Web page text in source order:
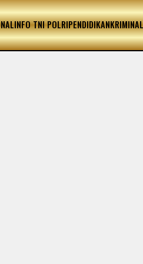
INFO TNI POLRIPENDIDIKAN